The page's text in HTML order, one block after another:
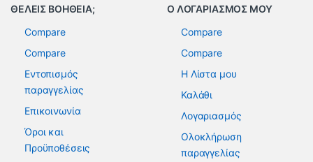
ΘΕΛΕΙΣ ΒΟΗΘΕΙΑ;
Compare
Compare
Εντοπισμός
παραγγελίας
Επικοινωνία
Όροι και
Προϋποθέσεις
Ο ΛΟΓΑΡΙΑΣΜΟΣ ΜΟΥ
Compare
Compare
Η Λίστα μου
Καλάθι
Λογαριασμός
Ολοκλήρωση
παραγγελίας